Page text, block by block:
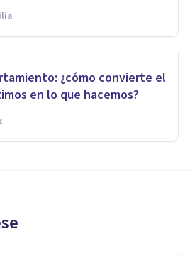
¿cómo convierte el
en lo que hacemos?